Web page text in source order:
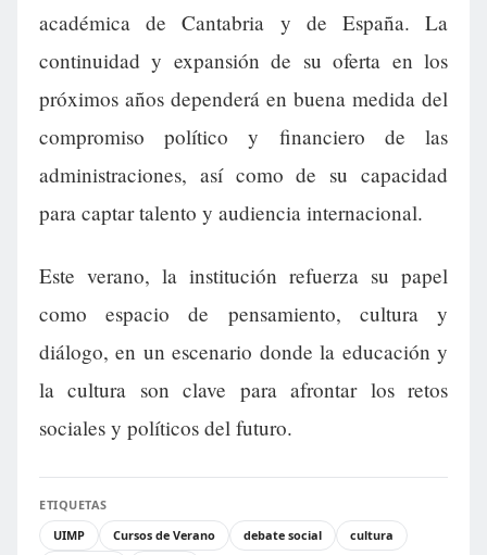
académica de Cantabria y de España. La
continuidad y expansión de su oferta en los
próximos años dependerá en buena medida del
compromiso político y financiero de las
administraciones, así como de su capacidad
para captar talento y audiencia internacional.
Este verano, la institución refuerza su papel
como espacio de pensamiento, cultura y
diálogo, en un escenario donde la educación y
la cultura son clave para afrontar los retos
sociales y políticos del futuro.
ETIQUETAS
UIMP
Cursos de Verano debate social
cultura